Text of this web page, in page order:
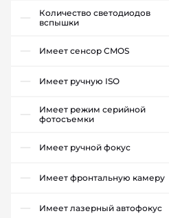
Количество светодиодов
вспышки
Имеет сенсор CMOS
Имеет ручную ISO
Имеет режим серийной
фотосъемки
Имеет ручной фокус
Имеет фронтальную камеру
Имеет лазерный автофокус